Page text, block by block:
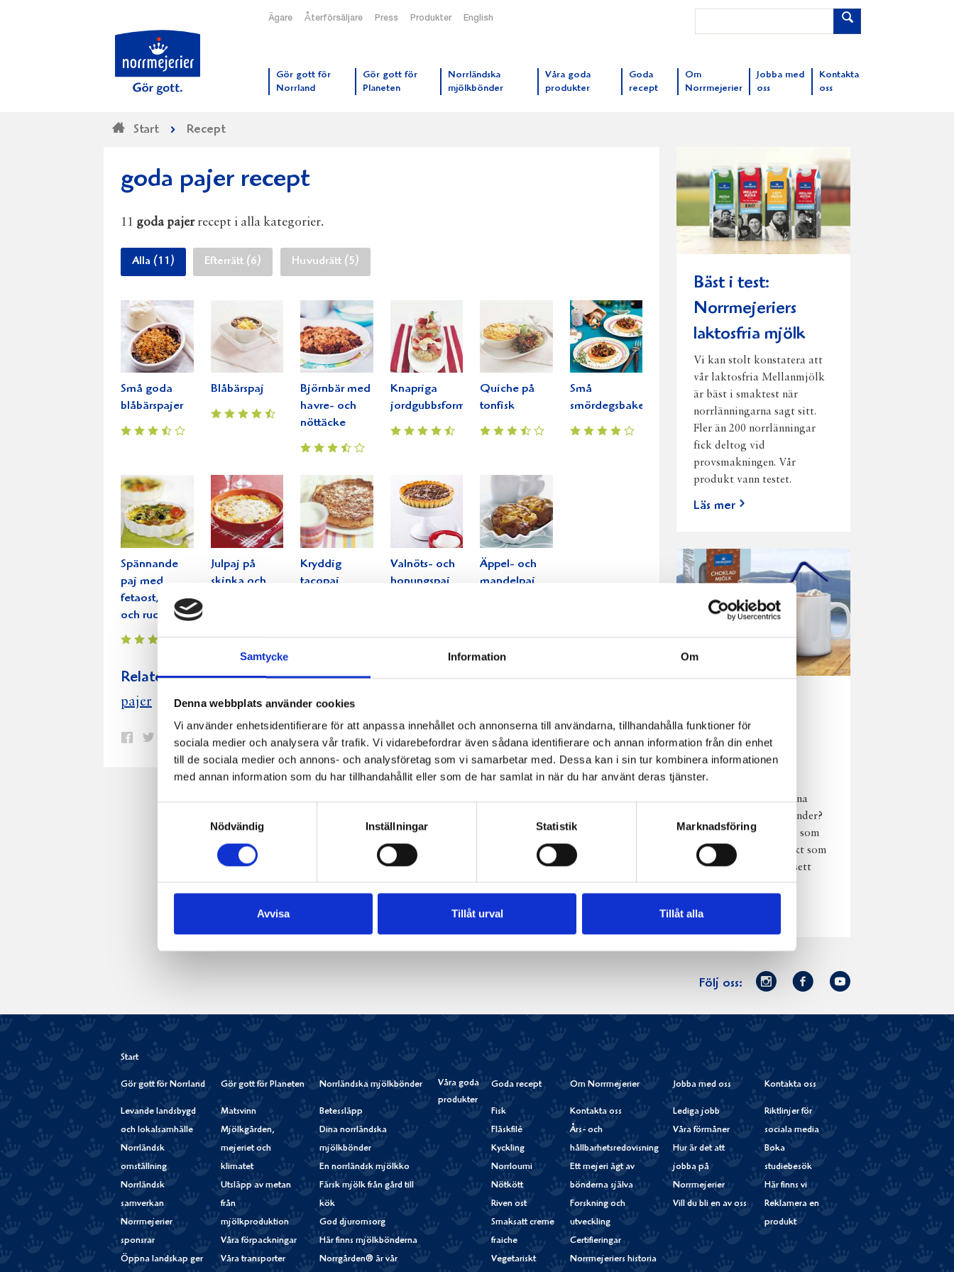
Samtycke Information Om
Denna webbplats använder cookies
Vi använder enhetsidentifierare för att anpassa innehållet och annonserna till användarna, tillhandahålla funktioner för
sociala medier och analysera vår trafik. Vi vidarebefordrar även sådana identifierare och annan information från din enhet
till de sociala medier och annons- och analysföretag som vi samarbetar med. Dessa kan i sin tur kombinera informationen
med annan information som du har tillhandahållit eller som de har samlat in när du har använt deras tjänster.
Nödvändig
Inställningar Statistik Marknadsföring
Avvisa Tillåt urval Tillåt alla
Ägare Återförsäljare Press Produkter English
Gör gott för
Norrland
Gör gott för
Planeten
Norrländska
mjölkbönder
Våra goda
produkter
Goda
recept
Om
Norrmejerier
Jobba med
oss
Kontakta
oss
Start Recept
goda pajer recept
11 goda pajerrecept i alla kategorier.
Alla (11) Efterrätt (6) Huvudrätt (5)
Små goda
blåbärspajer
Blåbärspaj
Björnbär med
havre- och
nöttäcke
Knapriga
jordgubbsformar
Quiche på
tonfisk
Små
smördegsbakelser
Spännande
paj med
fetaost, oliver
och ruccola
Julpaj på
skinka och
Kryddig
tacopaj
Valnöts- och
honungspaj
Äppel- och
mandelpaj
Relaterade recept:
pajer goda paj
Dela
Facebook
Dela
Twitter
Dela
på
Pinterest
Dela
via
e-
Skriv
ut
Bäst i test:
Norrmejeriers
laktosfria mjölk
Vi kan stolt konstatera att
vår laktosfria Mellanmjölk
är bäst i smaktest när
norrlänningarna sagt sitt.
Fler än 200 norrlänningar
fick deltog vid
provsmakningen. Vår
produkt vann testet.
Läs mer
njutning i alla
väder
Har du provat
chokladmjölk från dina
norrländska mjölkbönder?
Den är lika god varm som
kall och passar perfekt som
vardagsnjutning oavsett
väder, året om.
Läs mer
Följ oss:
Norrmejerier
Instagram
Facebook
Youtube
Start
Gör gott för Norrland
Levande landsbygd
och lokalsamhälle
Norrländsk
omställning
Norrländsk
samverkan
Norrmejerier
sponsrar
Öppna landskap ger
Gör gott för Planeten
Matsvinn
Mjölkgården,
mejeriet och
klimatet
Utsläpp av metan
från
mjölkproduktion
Våra förpackningar
Våra transporter
Norrländska mjölkbönder
Betessläpp
Dina norrländska
mjölkbönder
En norrländsk mjölkko
Färsk mjölk från gård till
kök
God djuromsorg
Här finns mjölkbönderna
Norrgården® är vår
Våra goda
produkter
Goda recept
Fisk
Fläskfilé
Kyckling
Norrloumi
Nötkött
Riven ost
Smaksatt creme
fraiche
Vegetariskt
Om Norrmejerier
Kontakta oss
Års- och
hållbarhetsredovisning
Ett mejeri ägt av
bönderna själva
Forskning och
utveckling
Certifieringar
Norrmejeriers historia
Jobba med oss
Lediga jobb
Våra förmåner
Hur är det att
jobba på
Norrmejerier
Vill du bli en av oss
Kontakta oss
Riktlinjer för
sociala media
Boka
studiebesök
Här finns vi
Reklamera en
produkt